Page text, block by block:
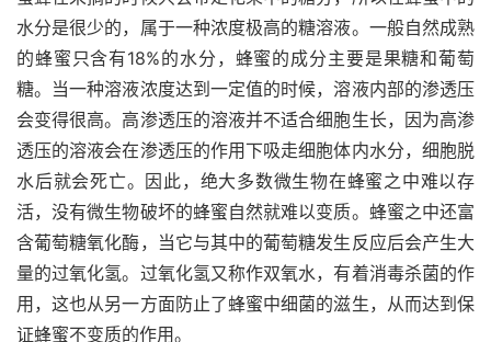
水分是很少的，属于一种浓度极高的糖溶液。一般自然成熟
的蜂蜜只含有18%的水分，蜂蜜的成分主要是果糖和葡萄
糖。当一种溶液浓度达到一定值的时候，溶液内部的渗透压
会变得很高。高渗透压的溶液并不适合细胞生长，因为高渗
透压的溶液会在渗透压的作用下吸走细胞体内水分，细胞脱
水后就会死亡。因此，绝大多数微生物在蜂蜜之中难以存
活，没有微生物破坏的蜂蜜自然就难以变质。蜂蜜之中还富
含葡萄糖氧化酶，当它与其中的葡萄糖发生反应后会产生大
量的过氧化氢。过氧化氢又称作双氧水，有着消毒杀菌的作
用，这也从另一方面防止了蜂蜜中细菌的滋生，从而达到保
证蜂蜜不变质的作用。